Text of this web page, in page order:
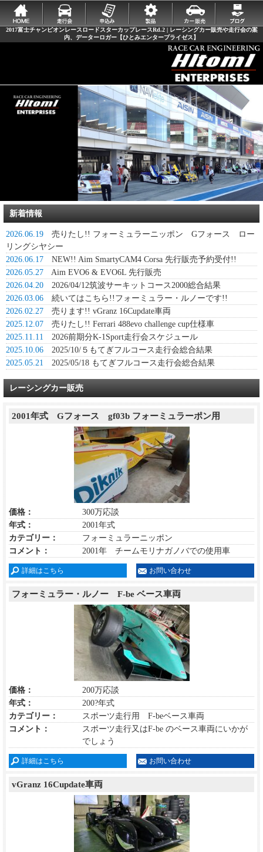
2017富士チャンピオンレースロードスターカップレースRd.2 | レーシングカー販売や走行会の案
内、データーロガー【ひとみエンタープライゼス】
新着情報
2026.06.19
売りたし!! フォーミュラーニッポン Gフォース ロー
リングシヤシー
2026.06.17
NEW!! Aim SmartyCAM4 Corsa 先行販売予約受付!!
2026.05.27
Aim EVO6 & EVO6L 先行販売
2026.04.20
2026/04/12筑波サーキットコース2000総合結果
2026.03.06
続いてはこちら!!フォーミュラー・ルノーです!!
2026.02.27
売ります!! vGranz 16Cupdate車両
2025.12.07
売りたし!! Ferrari 488evo challenge cup仕様車
2025.11.11
2026前期分K-1Sport走行会スケジュール
2025.10.06
2025/10/５もてぎフルコース走行会総合結果
2025.05.21
2025/05/18 もてぎフルコース走行会総合結果
レーシングカー販売
2001年式 Gフォース gf03b フォーミュラーポン用
価格：
300万応談
年式：
2001年式
カテゴリー：
フォーミュラーニッポン
コメント：
2001年 チームモリナガノバでの使用車
詳細はこちら お問い合わせ
フォーミュラー・ルノー F-be ベース車両
価格：
200万応談
年式：
200?年式
カテゴリー：
スポーツ走行用 F-beベース車両
コメント：
スポーツ走行又はF-be のベース車両にいかが
でしょう
詳細はこちら お問い合わせ
vGranz 16Cupdate車両